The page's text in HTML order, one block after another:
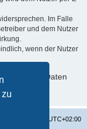
Im Falle
und dem Nutzer
wenn der Nutzer
Daten
UTC+02:00